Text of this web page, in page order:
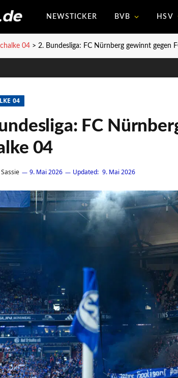
NEWSTICKER BVB HSV
04 > 2. Bundesliga: FC Nürnberg gewinnt gegen
04
FC
04
9. Mai 2026 Updated: 9. Mai 2026